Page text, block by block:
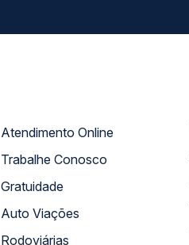
Atendimento Online
Trabalhe Conosco
Gratuidade
Auto Viações
Rodoviárias